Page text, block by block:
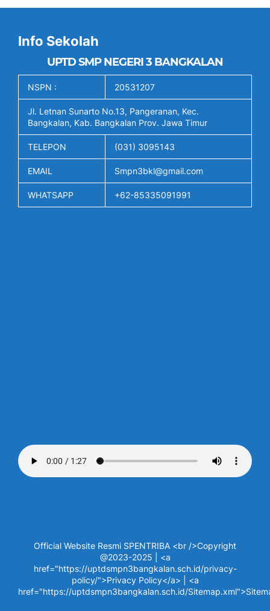
Info Sekolah
UPTD SMP NEGERI 3 BANGKALAN
NSPN : 20531207
Jl. Letnan Sunarto No.13, Pangeranan, Kec.
Bangkalan, Kab. Bangkalan Prov. Jawa Timur
TELEPON (031) 3095143
EMAIL Smpn3bkl@gmail.com
WHATSAPP +62-85335091991
Official Website Resmi SPENTRIBA <br />Copyright
@2023-2025 | <a
href="https://uptdsmpn3bangkalan.sch.id/privacy-
policy/">Privacy Policy</a> | <a
href="https://uptdsmpn3bangkalan.sch.id/